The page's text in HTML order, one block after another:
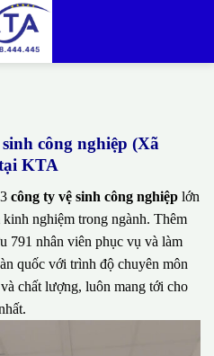
công nghiệp (Xã
KTA
công ty vệ sinh công nghiệp lớn
nghiệm trong ngành. Thêm
791 nhân viên phục vụ và làm
quốc với trình độ chuyên môn
chất lượng, luôn mang tới cho